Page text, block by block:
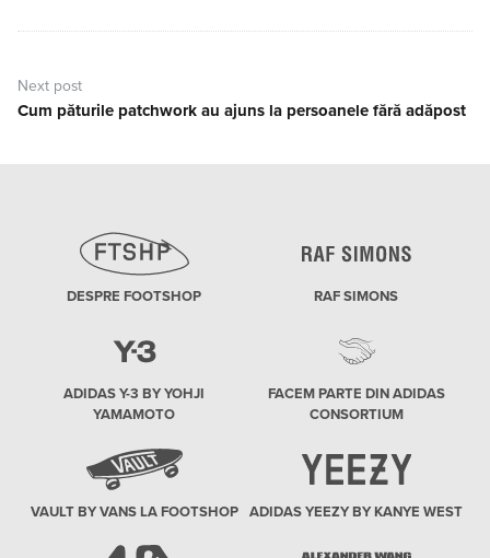
Next post
Next
Cum păturile patchwork au ajuns la persoanele fără adăpost
DESPRE FOOTSHOP RAF SIMONS
ADIDAS Y-3 BY YOHJI
YAMAMOTO
FACEM PARTE DIN ADIDAS
CONSORTIUM
VAULT BY VANS LA FOOTSHOP ADIDAS YEEZY BY KANYE WEST